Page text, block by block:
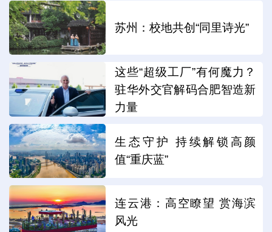
苏州：校地共创“同里诗光”
这些“超级工厂”有何魔力？
驻华外交官解码合肥智造新
力量
生态守护 持续解锁高颜
值“重庆蓝”
连云港：高空瞭望 赏海滨
风光